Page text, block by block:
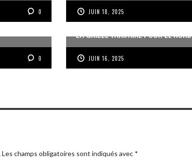
0 JUIN 18, 2025
0
LA GRILLE TARIFAIRE POUR LE NORD
JUIN 16, 2025
Les champs obligatoires sont indiqués avec *